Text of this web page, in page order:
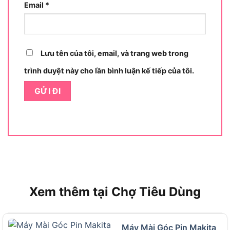
Thiết kế máy mài khuôn Ingco MG13328
Máy mài khuôn Ingco MG13328 được thiết kế nhỏ
Email *
Lưu tên của tôi, email, và trang web trong
trình duyệt này cho lần bình luận kế tiếp của tôi.
Xem thêm tại Chợ Tiêu Dùng
Máy Mài Góc Pin Makita